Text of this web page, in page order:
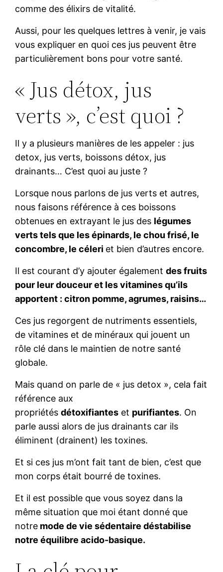
comme des élixirs de vitalité.
Aussi, pour les quelques lettres à venir, je vais
vous expliquer en quoi ces jus peuvent être
particulièrement bons pour votre santé.
« Jus détox, jus
verts », c’est quoi ?
Il y a plusieurs manières de les appeler : jus
detox, jus verts, boissons détox, jus
drainants… C’est quoi au juste ?
Lorsque nous parlons de jus verts et autres,
nous faisons référence à ces boissons
obtenues en extrayant le jus des légumes
verts tels que les épinards, le chou frisé, le
concombre, le céleri et bien d’autres encore.
Il est courant d’y ajouter égalementdes fruits
pour leur douceur et les vitamines qu’ils
apportent : citron pomme, agrumes, raisins…
Ces jus regorgent de nutriments essentiels,
de vitamines et de minéraux qui jouent un
rôle clé dans le maintien de notre santé
globale.
Mais quand on parle de « jus detox », cela fait
référence aux
propriétésdétoxifiantes et purifiantes. On
parle aussi alors de jus drainants car ils
éliminent (drainent) les toxines.
Et si ces jus m’ont fait tant de bien, c’est que
mon corps était bourré de toxines.
Et il est possible que vous soyez dans la
même situation que moi étant donné que
notre mode de vie sédentaire déstabilise
notre équilibre acido-basique.